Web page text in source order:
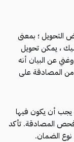
التحويل ؛ بمعنى
، يمكن تحويل
عن البيان أنه
من المصادقة على
أن يكون فيها
المصادقة. تأكد
الضمان.